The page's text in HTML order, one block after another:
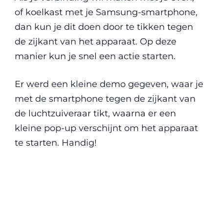
of koelkast met je Samsung-smartphone,
dan kun je dit doen door te tikken tegen
de zijkant van het apparaat. Op deze
manier kun je snel een actie starten.
Er werd een kleine demo gegeven, waar je
met de smartphone tegen de zijkant van
de luchtzuiveraar tikt, waarna er een
kleine pop-up verschijnt om het apparaat
te starten. Handig!